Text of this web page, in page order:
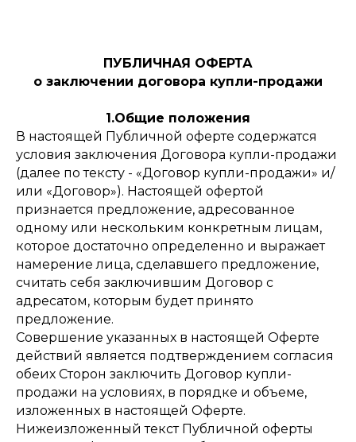
ПУБЛИЧНАЯ ОФЕРТА
о заключении договора купли-продажи
1.Общие положения
В настоящей Публичной оферте содержатся
условия заключения Договора купли-продажи
(далее по тексту - «Договор купли-продажи» и/
или «Договор»). Настоящей офертой
признается предложение, адресованное
одному или нескольким конкретным лицам,
которое достаточно определенно и выражает
намерение лица, сделавшего предложение,
считать себя заключившим Договор с
адресатом, которым будет принято
предложение.
Совершение указанных в настоящей Оферте
действий является подтверждением согласия
обеих Сторон заключить Договор купли-
продажи на условиях, в порядке и объеме,
изложенных в настоящей Оферте.
Нижеизложенный текст Публичной оферты